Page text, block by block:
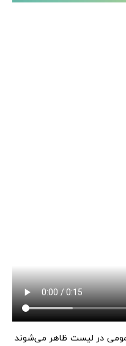
در لیست ظاهر می‌شوند